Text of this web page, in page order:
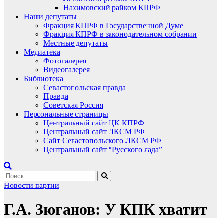
Нахимовский райком КПРФ
Наши депутаты
Фракция КПРФ в Государственной Думе
Фракция КПРФ в законодательном собрании
Местные депутаты
Медиатека
Фотогалерея
Видеогалерея
Библиотека
Севастопольская правда
Правда
Советская Россия
Персональные страницы
Центральный сайт ЦК КПРФ
Центральный сайт ЛКСМ РФ
Сайт Севастопольского ЛКСМ РФ
Центральный сайт “Русского лада”
Новости партии
Г.А. Зюганов: У КПК хватит